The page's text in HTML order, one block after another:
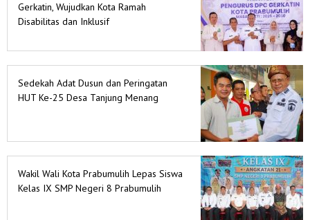
Gerkatin, Wujudkan Kota Ramah
Disabilitas dan Inklusif
Sedekah Adat Dusun dan Peringatan
HUT Ke-25 Desa Tanjung Menang
Wakil Wali Kota Prabumulih Lepas Siswa
Kelas IX SMP Negeri 8 Prabumulih